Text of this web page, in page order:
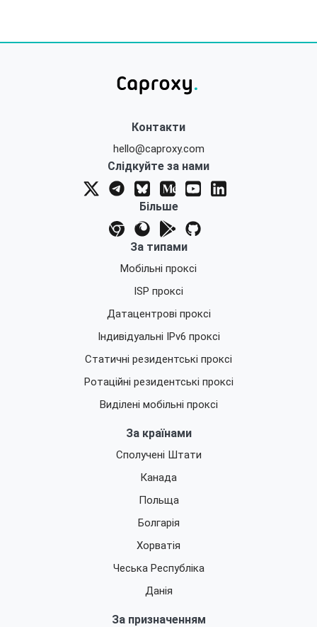
Контакти
hello@caproxy.com
Слідкуйте за нами
Більше
За типами
Мобільні проксі
ISP проксі
Датацентрові проксі
Індивідуальні IPv6 проксі
Статичні резидентські проксі
Ротаційні резидентські проксі
Виділені мобільні проксі
За країнами
Сполучені Штати
Канада
Польща
Болгарія
Хорватія
Чеська Республіка
Данія
За призначенням